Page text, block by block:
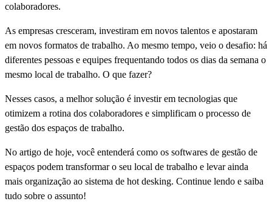
colaboradores.
As empresas cresceram, investiram em novos talentos e apostaram
em novos formatos de trabalho. Ao mesmo tempo, veio o desafio: há
diferentes pessoas e equipes frequentando todos os dias da semana o
mesmo local de trabalho. O que fazer?
Nesses casos, a melhor solução é investir em tecnologias que
otimizem a rotina dos colaboradores e simplificam o processo de
gestão dos espaços de trabalho.
No artigo de hoje, você entenderá como os softwares de gestão de
espaços podem transformar o seu local de trabalho e levar ainda
mais organização ao sistema de hot desking. Continue lendo e saiba
tudo sobre o assunto!